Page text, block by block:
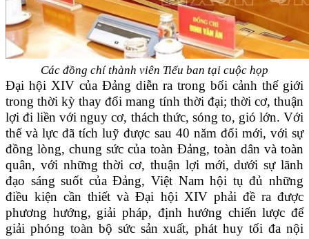
Các đồng chí thành viên Tiểu ban tại cuộc họp
Đại hội XIV của Đảng diễn ra trong bối cảnh thế giới
trong thời kỳ thay đổi mang tính thời đại; thời cơ, thuận
lợi đi liền với nguy cơ, thách thức, sóng to, gió lớn. Với
thế và lực đã tích luỹ được sau 40 năm đổi mới, với sự
đồng lòng, chung sức của toàn Đảng, toàn dân và toàn
quân, với những thời cơ, thuận lợi mới, dưới sự lãnh
đạo sáng suốt của Đảng, Việt Nam hội tụ đủ những
điều kiện cần thiết và Đại hội XIV phải đề ra được
phương hướng, giải pháp, định hướng chiến lược để
giải phóng toàn bộ sức sản xuất, phát huy tối đa nội